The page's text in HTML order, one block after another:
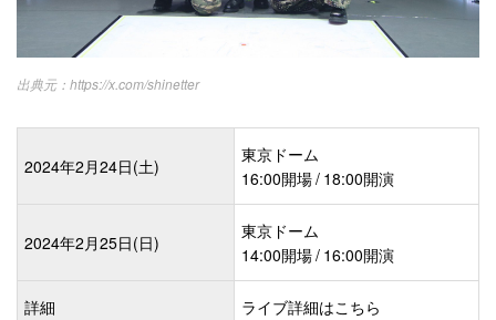
https://x.com/shinetter
2024年2月24日(土)
東京ドーム
16:00開場 / 18:00開演
2024年2月25日(日)
東京ドーム
14:00開場 / 16:00開演
詳細 ライブ詳細はこちら